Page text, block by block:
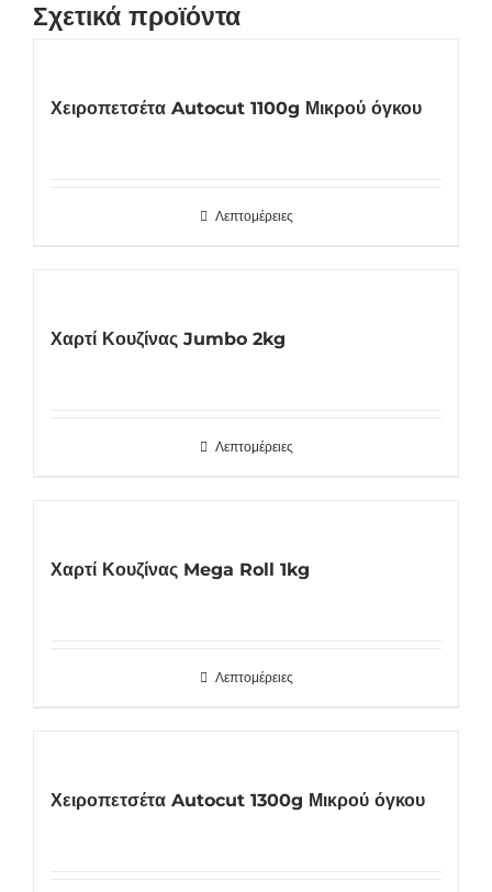
Σχετικά προϊόντα
Χειροπετσέτα Autocut 1100g Μικρού όγκου
Λεπτομέρειες
Χαρτί Κουζίνας Jumbo 2kg
Λεπτομέρειες
Χαρτί Κουζίνας Mega Roll 1kg
Λεπτομέρειες
Χειροπετσέτα Autocut 1300g Μικρού όγκου